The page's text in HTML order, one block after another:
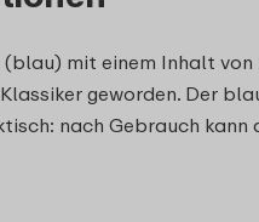
mit einem Inhalt
geworden. Der
nach Gebrauch kann